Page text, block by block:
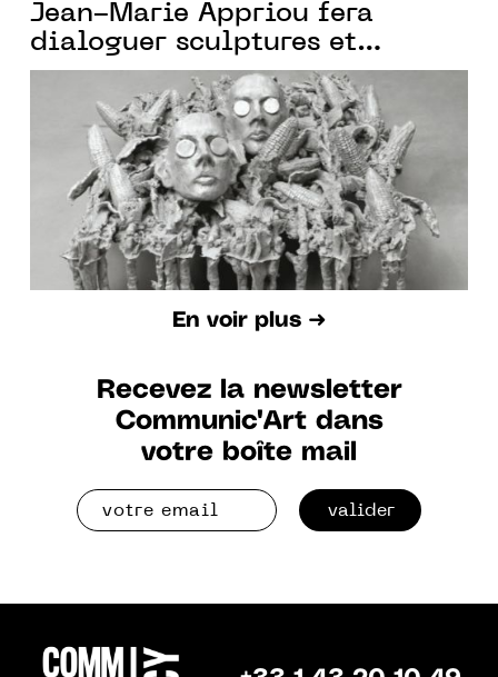
Jean-Marie Appriou fera
dialoguer sculptures et
éléments, explorant la
matérialité, donnant forme à
l’informe.
En voir plus ➜
Recevez la newsletter
Communic'Art dans
votre boîte mail
valider